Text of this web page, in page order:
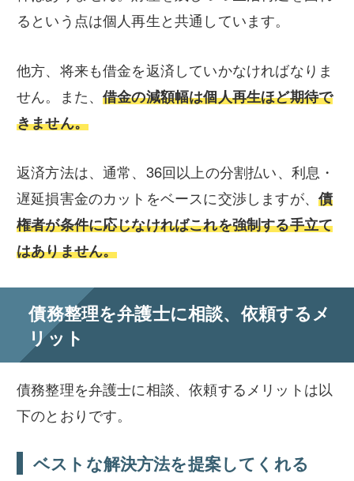
るという点は個人再生と共通しています。
他方、将来も借金を返済していかなければなりま
せん。また、借金の減額幅は個人再生ほど期待で
きません。
返済方法は、通常、36回以上の分割払い、利息・
遅延損害金のカットをベースに交渉しますが、 債
権者が条件に応じなければこれを強制する手立て
はありません。
債務整理を弁護士に相談、依頼するメ
リット
債務整理を弁護士に相談、依頼するメリットは以
下のとおりです。
ベストな解決方法を提案してくれる